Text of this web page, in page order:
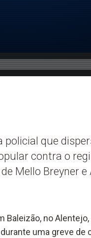
que
contra o
Mello Breyner
no
uma greve